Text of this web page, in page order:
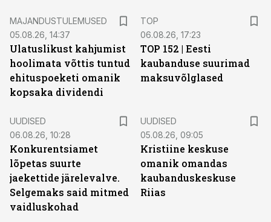
MAJANDUSTULEMUSED
05.08.26, 14:37
Ulatuslikust kahjumist
hoolimata võttis tuntud
ehituspoeketi omanik
kopsaka dividendi
TOP
06.08.26, 17:23
TOP 152 | Eesti
kaubanduse suurimad
maksuvõlglased
UUDISED
06.08.26, 10:28
Konkurentsiamet
lõpetas suurte
jaekettide järelevalve.
Selgemaks said mitmed
vaidluskohad
UUDISED
05.08.26, 09:05
Kristiine keskuse
omanik omandas
kaubanduskeskuse
Riias